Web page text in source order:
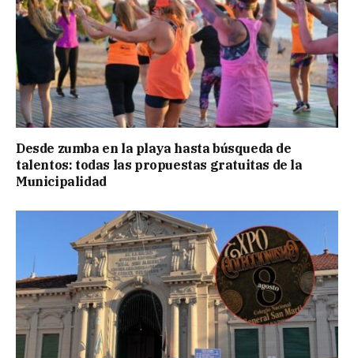
Desde zumba en la playa hasta búsqueda de
talentos: todas las propuestas gratuitas de la
Municipalidad